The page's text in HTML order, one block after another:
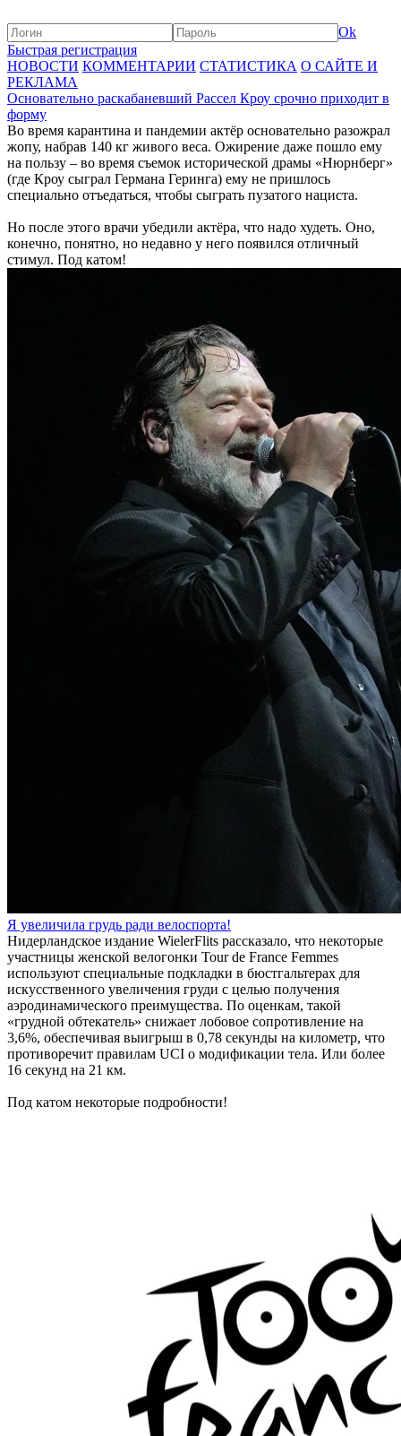
Ok
Быстрая регистрация
НОВОСТИ КОММЕНТАРИИ СТАТИСТИКА О САЙТЕ И
РЕКЛАМА
Основательно раскабаневший Рассел Кроу срочно приходит в
форму
Во время карантина и пандемии актёр основательно разожрал
жопу, набрав 140 кг живого веса. Ожирение даже пошло ему
на пользу – во время съемок исторической драмы «Нюрнберг»
(где Кроу сыграл Германа Геринга) ему не пришлось
специально отъедаться, чтобы сыграть пузатого нациста.
Но после этого врачи убедили актёра, что надо худеть. Оно,
конечно, понятно, но недавно у него появился отличный
стимул. Под катом!
Я увеличила грудь ради велоспорта!
Нидерландское издание WielerFlits рассказало, что некоторые
участницы женской велогонки Tour de France Femmes
используют специальные подкладки в бюстгальтерах для
искусственного увеличения груди с целью получения
аэродинамического преимущества. По оценкам, такой
«грудной обтекатель» снижает лобовое сопротивление на
3,6%, обеспечивая выигрыш в 0,78 секунды на километр, что
противоречит правилам UCI о модификации тела. Или более
16 секунд на 21 км.
Под катом некоторые подробности!